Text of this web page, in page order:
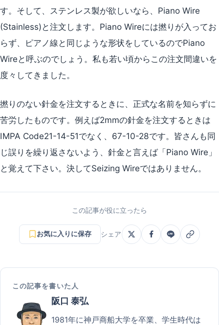
す。そして、ステンレス製が欲しいなら、Piano Wire
(Stainless)と注文します。Piano Wireには撚りが入ってお
らず、ピアノ線と同じような形状をしているのでPiano
Wireと呼ぶのでしょう。私も若い頃からこの注文間違いを
度々してきました。
撚りのない針金を注文するときに、正式な名前を知らずに
苦労したものです。例えば2mmの針金を注文するときは
IMPA Code21-14-51でなく、67-10-28です。皆さんも同
じ誤りを繰り返さないよう、針金と言えば「Piano Wire」
と覚えて下さい。決してSeizing Wireではありません。
この記事が役に立ったら
お気に入りに保存 シェア
この記事を書いた人
阪口 泰弘
1981年に神戸商船大学を卒業、学生時代は